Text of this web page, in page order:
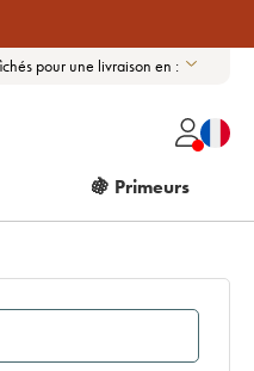
pour une livraison en :
🍇 Primeurs